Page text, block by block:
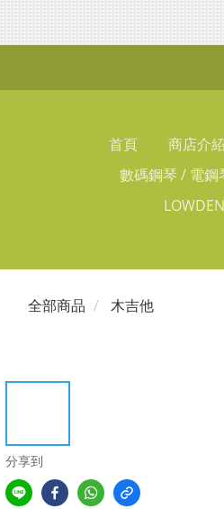
首頁 商店介紹
數碼鋼琴 / 電鋼
全部商品 木吉他
分享到